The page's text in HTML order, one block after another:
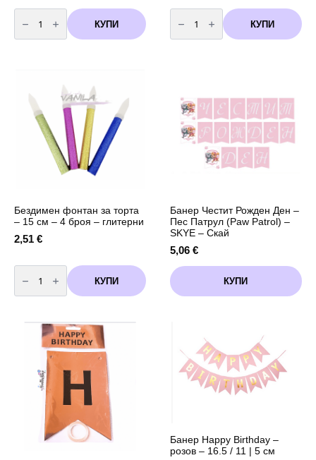
количество
за
Боички
за
КУПИ
количество
за
Боички
за
КУПИ
Бездимен фонтан за торта
– 15 см – 4 броя – глитерни
2,51 €
количество
за
Бездимен
фонтан
глитерни
КУПИ
Банер Честит Рожден Ден –
Пес Патрул (Paw Patrol) –
SKYE – Скай
5,06 €
КУПИ
Банер Happy Birthday –
розов – 16.5 / 11 | 5 см